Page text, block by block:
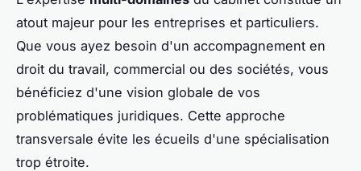
atout majeur pour les entreprises et particuliers.
Que vous ayez besoin d'un accompagnement en
droit du travail, commercial ou des sociétés, vous
bénéficiez d'une vision globale de vos
problématiques juridiques. Cette approche
transversale évite les écueils d'une spécialisation
trop étroite.